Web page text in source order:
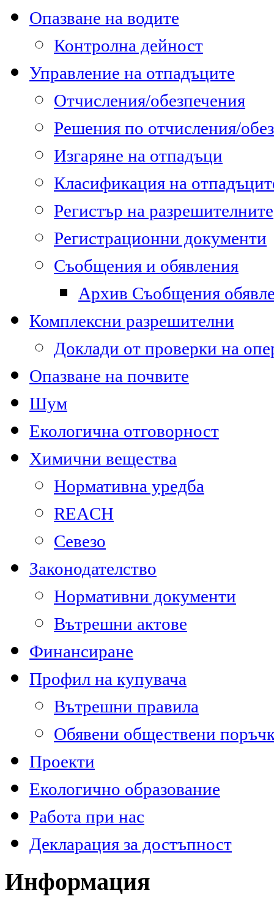
Опазване на водите
Контролна дейност
Управление на отпадъците
Отчисления/обезпечения
Решения по отчисления/
Изгаряне на отпадъци
Класификация на
Регистър на разрешителните
Регистрационни документи
Съобщения и обявления
Архив Съобщения
Комплексни разрешителни
Доклади от проверки на
Опазване на почвите
Шум
Екологична отговорност
Химични вещества
Нормативна уредба
REACH
Севезо
Законодателство
Нормативни документи
Вътрешни актове
Финансиране
Профил на купувача
Вътрешни правила
Обявени обществени
Проекти
Екологично образование
Работа при нас
Декларация за достъпност
Информация